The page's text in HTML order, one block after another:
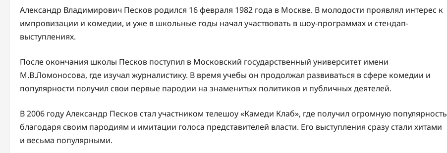
Александр Владимирович Песков родился 16 февраля 1982 года в Москве. В молодости проявлял интерес к
импровизации и комедии, и уже в школьные годы начал участвовать в шоу-программах и стендап-
выступлениях.
После окончания школы Песков поступил в Московский государственный университет имени
М.В.Ломоносова, где изучал журналистику. В время учебы он продолжал развиваться в сфере комедии и
популярности получил свои первые пародии на знаменитых политиков и публичных деятелей.
В 2006 году Александр Песков стал участником телешоу «Камеди Клаб», где получил огромную популярность
благодаря своим пародиям и имитации голоса представителей власти. Его выступления сразу стали хитами
и весьма популярными.